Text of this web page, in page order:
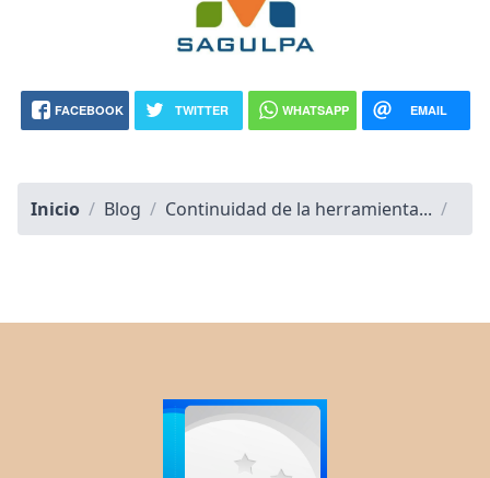
FACEBOOK TWITTER WHATSAPP EMAIL
Inicio / Blog / Continuidad de la herramienta... /